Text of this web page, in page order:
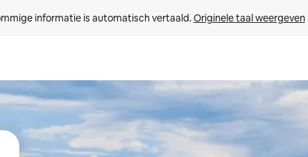
informatie is automatisch vertaald. Originele taal weergeven